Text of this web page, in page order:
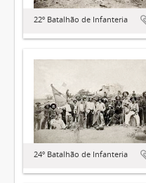
22º Batalhão de Infanteria
24º Batalhão de Infanteria